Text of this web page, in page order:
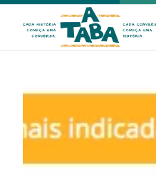
Livros
Resenhas